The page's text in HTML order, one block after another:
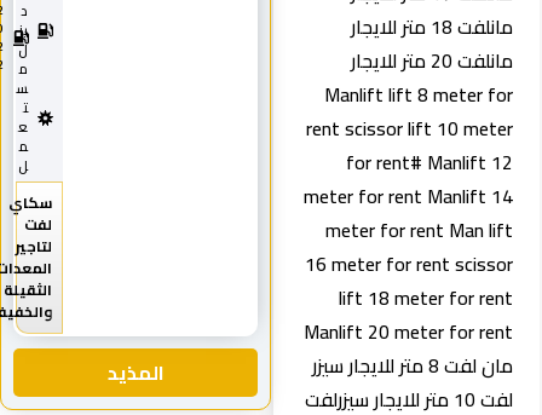
مانلفت 18 متر للايجار
مانلفت 20 متر للايجار
Manlift lift 8 meter for
rent scissor lift 10 meter
for rent# Manlift 12
meter for rent Manlift 14
meter for rent Man lift
16 meter for rent scissor
lift 18 meter for rent
Manlift 20 meter for rent
مان لفت 8 متر للايجار سيزر
لفت 10 متر للايجار سيزرلفت
المذيد
يز
ع
2
0
2
2
سكاي
لتاجير
المعدات
الثقيلة
والخفيفة